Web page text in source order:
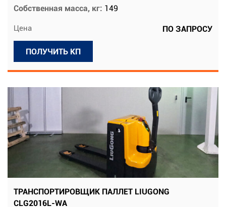
Собственная масса, кг: 149
Цена ПО ЗАПРОСУ
ПОЛУЧИТЬ КП
ТРАНСПОРТИРОВЩИК ПАЛЛЕТ LIUGONG
CLG2016L-WA